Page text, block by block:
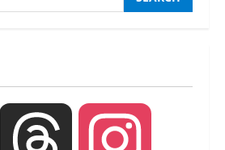
Facebook Threads
UTTARAKHAND NEWS
तीलू रौतेली पुरस्कार के लिए 13